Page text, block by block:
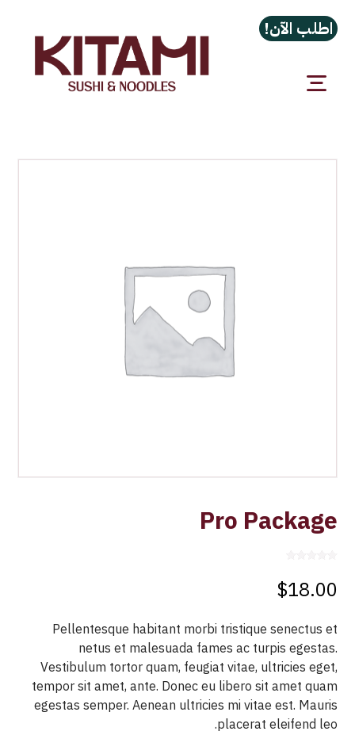
اطلب الآن!
Pro Package
based on
customer
$18.00
Pellentesque habitant morbi tristique senectus et
netus et malesuada fames ac turpis egestas.
Vestibulum tortor quam, feugiat vitae, ultricies eget,
tempor sit amet, ante. Donec eu libero sit amet quam
egestas semper. Aenean ultricies mi vitae est. Mauris
placerat eleifend leo.